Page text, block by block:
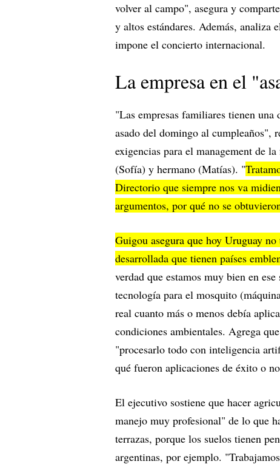
volver al campo", asegura y
y altos estándares. Además,
impone el concierto internacional.
La empresa en el
"Las empresas familiares tienen
asado del domingo al cumpleaños",
exigencias para el management de
(Sofía) y hermano (Matías). "
Directorio que siempre nos va
argumentos, por qué no se
Guigou asegura que hoy Uruguay
desarrollada que tienen países
verdad que estamos muy bien en
tecnología para el mosquito
real cuanto más o menos debía
condiciones ambientales. Agrega
"procesarlo todo con inteligencia
qué fueron aplicaciones de éxito o
El ejecutivo sostiene que hacer
manejo muy profesional" de lo que
terrazas, porque los suelos tienen
argentinas, por ejemplo.